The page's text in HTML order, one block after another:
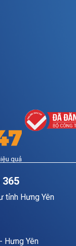
quả
365
tỉnh Hưng Yên
Hưng Yên